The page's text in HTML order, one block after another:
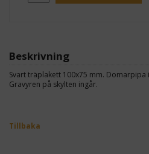
Beskrivning
Svart träplakett 100x75 mm.
Gravyren på skylten ingår.
Tillbaka